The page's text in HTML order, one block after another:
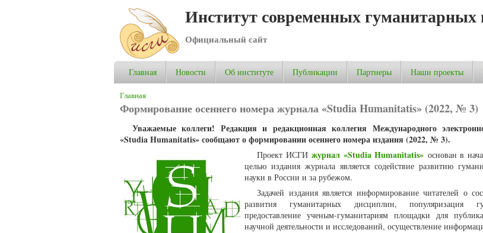
Институт современных гуманитарных
Официальный сайт
Главная Новости Об институте Публикации Партнеры Наши проекты
Вы здесь
Главная
Формирование осеннего номера журнала «Studia Humanitatis» (2022, № 3)
Уважаемые коллеги! Редакция и редакционная коллегия Международного
«Studia Humanitatis» сообщают о формировании осеннего номера издания (2022, № 3).
Проект ИСГИ журнал «Studia Humanitatis» основан в
целью издания журнала является содействие развитию
науки в России и за рубежом.
Задачей издания является информирование читателей о
развития гуманитарных дисциплин, популяризация
предоставление ученым-гуманитариям площадки для
научной деятельности и исследований, осуществление